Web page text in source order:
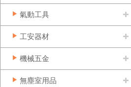
氣動工具
工安器材
機械五金
無塵室用品